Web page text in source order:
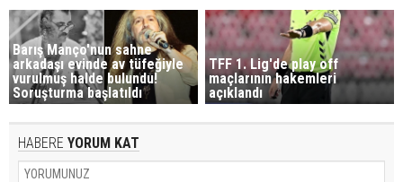
Barış Manço'nun sahne
arkadaşı evinde av tüfeğiyle
vurulmuş halde bulundu!
Soruşturma başlatıldı
TFF 1. Lig'de play off
maçlarının hakemleri
açıklandı
HABERE YORUM KAT